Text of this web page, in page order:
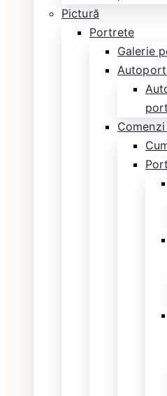
Pictură
Portrete
Galerie